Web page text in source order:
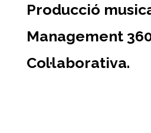
Producció
Management
Col·laborativa.